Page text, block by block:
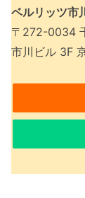
ベルリッツ市
〒272-0034
市川ビル 3F